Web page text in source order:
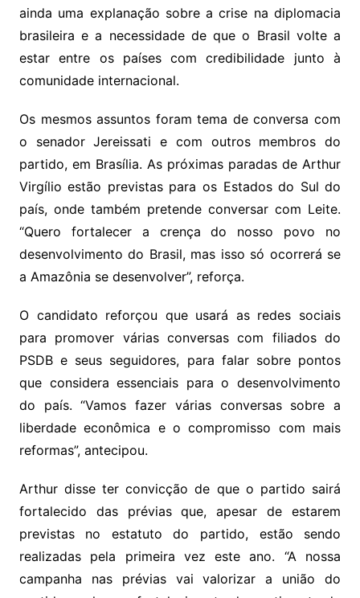
ainda uma explanação sobre a crise na diplomacia
brasileira e a necessidade de que o Brasil volte a
estar entre os países com credibilidade junto à
comunidade internacional.
Os mesmos assuntos foram tema de conversa com
o senador Jereissati e com outros membros do
partido, em Brasília. As próximas paradas de Arthur
Virgílio estão previstas para os Estados do Sul do
país, onde também pretende conversar com Leite.
“Quero fortalecer a crença do nosso povo no
desenvolvimento do Brasil, mas isso só ocorrerá se
a Amazônia se desenvolver”, reforça.
O candidato reforçou que usará as redes sociais
para promover várias conversas com filiados do
PSDB e seus seguidores, para falar sobre pontos
que considera essenciais para o desenvolvimento
do país. “Vamos fazer várias conversas sobre a
liberdade econômica e o compromisso com mais
reformas”, antecipou.
Arthur disse ter convicção de que o partido sairá
fortalecido das prévias que, apesar de estarem
previstas no estatuto do partido, estão sendo
realizadas pela primeira vez este ano. “A nossa
campanha nas prévias vai valorizar a união do